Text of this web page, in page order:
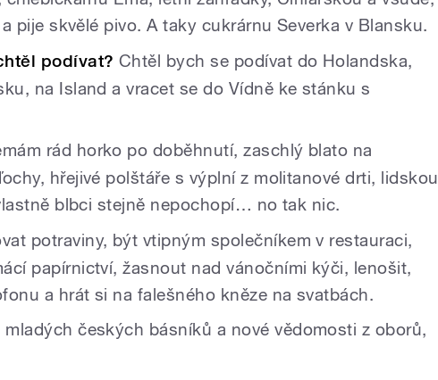
pije skvělé pivo. A taky cukrárnu Severka v Blansku.
podívat? Chtěl bych se podívat do Holandska,
na Island a vracet se do Vídně ke stánku s
rád horko po doběhnutí, zaschlý blato na
hřejivé polštáře s výplní z molitanové drti, lidskou
blbci stejně nepochopí… no tak nic.
potraviny, být vtipným společníkem v restauraci,
papírnictví, žasnout nad vánočními kýči, lenošit,
a hrát si na falešného kněze na svatbách.
mladých českých básníků a nové vědomosti z oborů,